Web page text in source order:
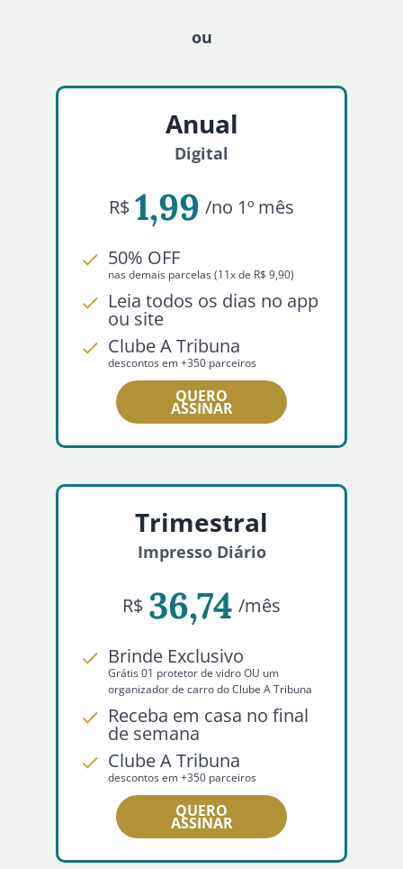
ou
Anual
Digital
R$ 1,99 /no 1º mês
50% OFF
nas demais parcelas (11x de R$ 9,90)
Leia todos os dias no app
ou site
Clube A Tribuna
descontos em +350 parceiros
QUERO
ASSINAR
Trimestral
Impresso Diário
R$ 36,74 /mês
Brinde Exclusivo
Grátis 01 protetor de vidro OU um
organizador de carro do Clube A Tribuna
Receba em casa no final
de semana
Clube A Tribuna
descontos em +350 parceiros
QUERO
ASSINAR